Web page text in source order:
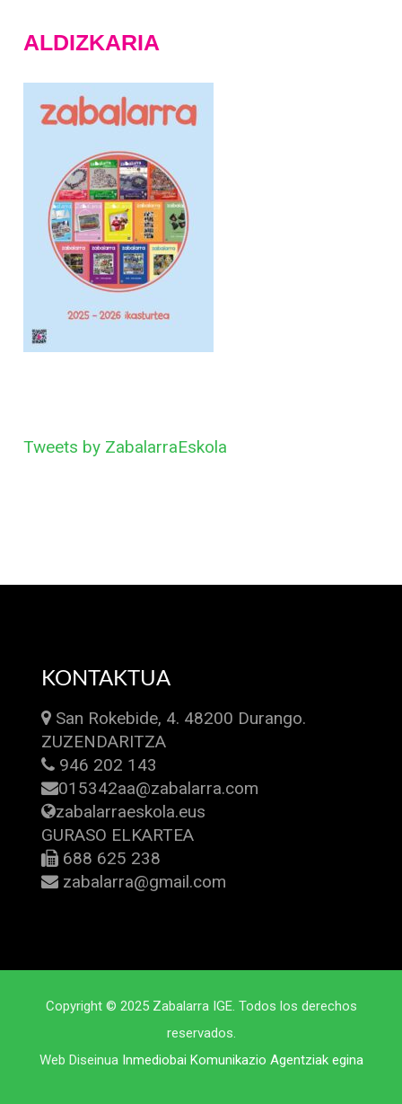
ALDIZKARIA
Tweets by ZabalarraEskola
KONTAKTUA
San Rokebide, 4. 48200 Durango.
ZUZENDARITZA
946 202 143
015342aa@zabalarra.com
zabalarraeskola.eus
GURASO ELKARTEA
688 625 238
zabalarra@gmail.com
Copyright © 2025 Zabalarra IGE. Todos los derechos
reservados.
Web Diseinua Inmediobai Komunikazio Agentziak egina